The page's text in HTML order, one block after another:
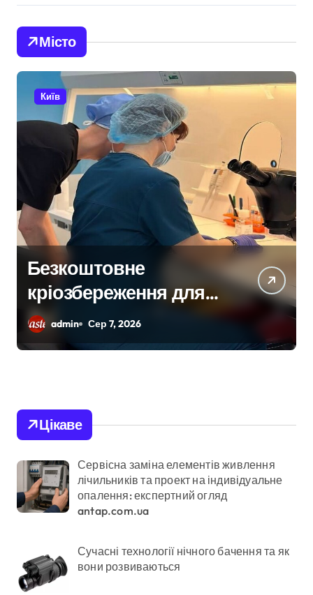
Місто
Київ
«Приватні укриття,
безлад у метро та
відсутність стратегії»:
критика політики
admin Сер 7, 2026
Цікаве
Сервісна заміна елементів живлення
лічильників та проект на індивідуальне
опалення: експертний огляд
antap.com.ua
Сучасні технології нічного бачення та як
вони розвиваються